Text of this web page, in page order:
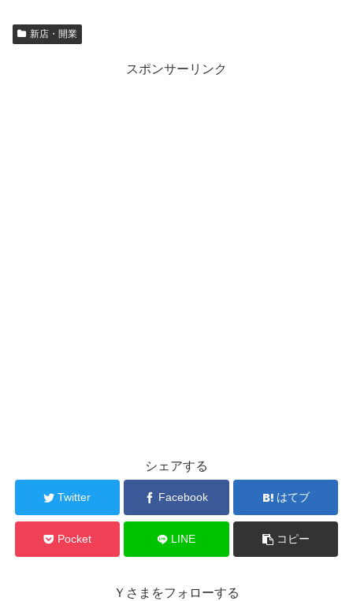
新店・開業
スポンサーリンク
シェアする
Twitter Facebook はてブ
Pocket LINE コピー
Ｙさまをフォローする